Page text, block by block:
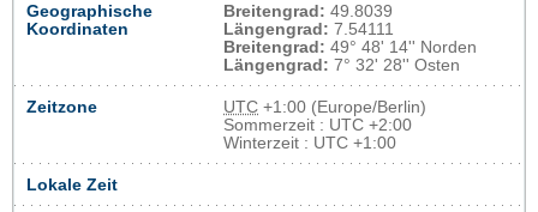
Geographische
Koordinaten
Breitengrad: 49.8039
Längengrad: 7.54111
Breitengrad: 49° 48' 14'' Norden
Längengrad: 7° 32' 28'' Osten
Zeitzone UTC +1:00 (Europe/Berlin)
Sommerzeit : UTC +2:00
Winterzeit : UTC +1:00
Lokale Zeit